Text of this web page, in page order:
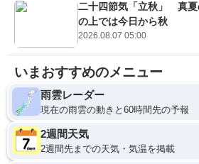
二十四節気「立秋」 真夏
の上では今日から秋
2026.08.07 05:00
いまおすすめのメニュー
雨雲レーダー
現在の雨雲の動きと60時間先の予報
2週間天気
2週間先までの天気・気温を掲載